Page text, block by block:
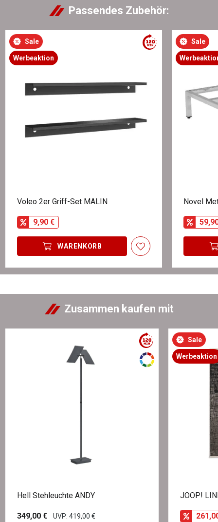
Passendes Zubehör:
Sale
Werbeaktion
Voleo 2er Griff-Set MALIN
9,90 €
WARENKORB
Sale
Novel
Zusammen kaufen mit
Hell Stehleuchte ANDY
349,00 € UVP: 419,00 €
Sale
Werbeaktion
JOOP!